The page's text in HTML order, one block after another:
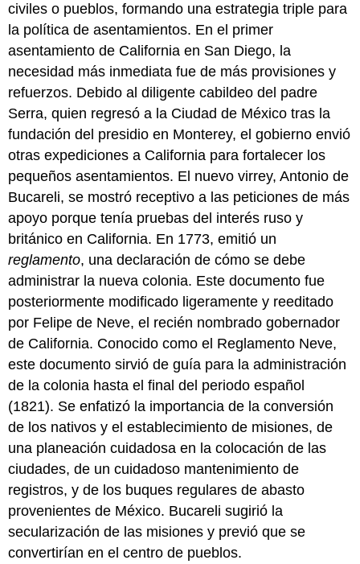
civiles o pueblos, formando una estrategia triple para
la política de asentamientos. En el primer
asentamiento de California en San Diego, la
necesidad más inmediata fue de más provisiones y
refuerzos. Debido al diligente cabildeo del padre
Serra, quien regresó a la Ciudad de México tras la
fundación del presidio en Monterey, el gobierno envió
otras expediciones a California para fortalecer los
pequeños asentamientos. El nuevo virrey, Antonio de
Bucareli, se mostró receptivo a las peticiones de más
apoyo porque tenía pruebas del interés ruso y
británico en California. En 1773, emitió un
reglamento, una declaración de cómo se debe
administrar la nueva colonia. Este documento fue
posteriormente modificado ligeramente y reeditado
por Felipe de Neve, el recién nombrado gobernador
de California. Conocido como el Reglamento Neve,
este documento sirvió de guía para la administración
de la colonia hasta el final del periodo español
(1821). Se enfatizó la importancia de la conversión
de los nativos y el establecimiento de misiones, de
una planeación cuidadosa en la colocación de las
ciudades, de un cuidadoso mantenimiento de
registros, y de los buques regulares de abasto
provenientes de México. Bucareli sugirió la
secularización de las misiones y previó que se
convertirían en el centro de pueblos.